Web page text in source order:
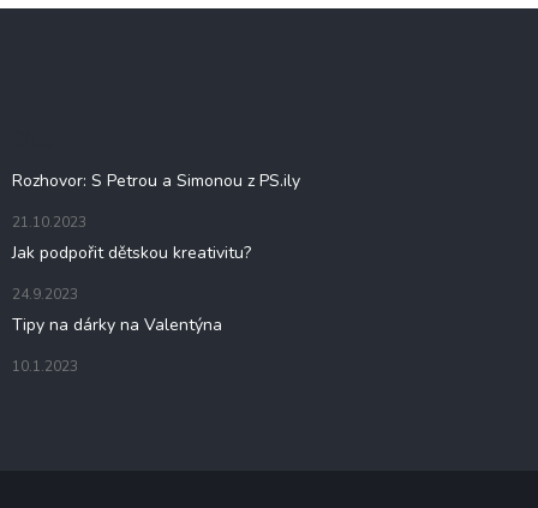
Rozhovor: S Petrou a Simonou z PS.ily
21.10.2023
Jak podpořit dětskou kreativitu?
24.9.2023
Tipy na dárky na Valentýna
10.1.2023